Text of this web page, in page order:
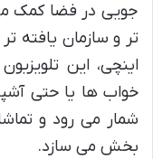
جویی در فضا کمک
اینچی، این
خواب ها یا حتی
شمار می رود و
بخش می سازد.